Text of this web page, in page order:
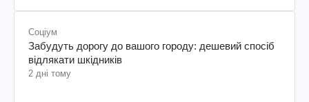
Соціум
Забудуть дорогу до вашого городу: дешевий спосіб
відлякати шкідників
2 дні тому